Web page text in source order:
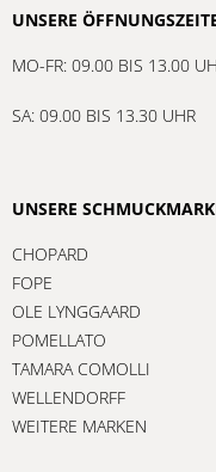
UNSERE
MO-FR: 09.00 BIS 13.00
SA: 09.00 BIS 13.30 UHR
UNSERE
CHOPARD
FOPE
OLE LYNGGAARD
POMELLATO
TAMARA COMOLLI
WELLENDORFF
WEITERE MARKEN